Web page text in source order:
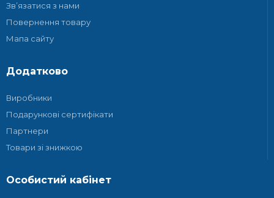
Зв’язатися з нами
Повернення товару
Мапа сайту
Додатково
Виробники
Подарункові сертифікати
Партнери
Товари зі знижкою
Особистий кабінет